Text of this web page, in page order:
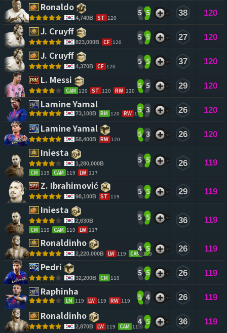
Ronaldo
4,740B ST 120
5 5 38 120
J. Cruyff
823,000B CF 120
5 5 27 120
J. Cruyff
4,370B CF 120
5 5 37 120
L. Messi
CAM 120 ST 120 RW 120
5 5 29 120
Lamine Yamal
73,100B RM 120 RW 120
5 3 26 120
Lamine Yamal
58,400B RW 120
5 3 26 120
Iniesta
1,280,000B
CM 119 CAM 119 LW 117
5 5 26 119
Z. Ibrahimović
98,100B ST 119
5 5 29 119
Iniesta
2,630B
CM 119 CAM 119 LW 117
5 5 36 119
Ronaldinho
2,220,000B LW 119 CAM 119
4 5 26 119
Pedri
32,200B CM 119
5 5 26 119
Raphinha
LM 119 LW 119 RW 119 5 4 26 119
Ronaldinho
2,870B LW 119 CAM 119
4 5 36 119